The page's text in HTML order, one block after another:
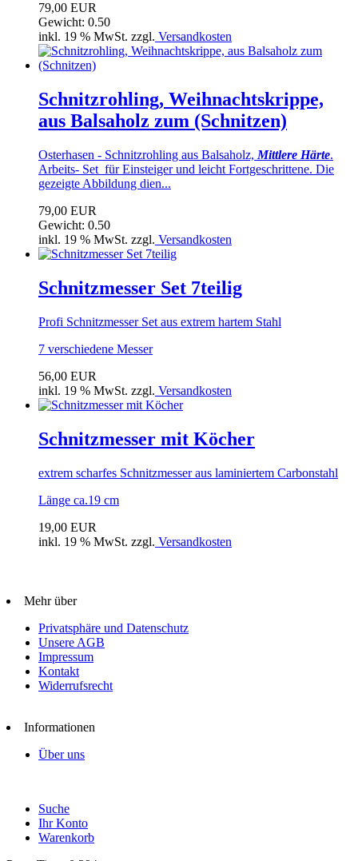
79,00 EUR
Gewicht: 0.50
inkl. 19 % MwSt. zzgl. Versandkosten
Schnitzrohling, Weihnachtskrippe,
aus Balsaholz zum (Schnitzen)
Osterhasen - Schnitzrohling aus Balsaholz, Mittlere Härte.
Arbeits- Set für Einsteiger und leicht Fortgeschrittene. Die
gezeigte Abbildung dien...
79,00 EUR
Gewicht: 0.50
inkl. 19 % MwSt. zzgl. Versandkosten
Schnitzmesser Set 7teilig
Profi Schnitzmesser Set aus extrem hartem Stahl
7 verschiedene Messer
56,00 EUR
inkl. 19 % MwSt. zzgl. Versandkosten
Schnitzmesser mit Köcher
extrem scharfes Schnitzmesser aus laminiertem Carbonstahl
Länge ca.19 cm
19,00 EUR
inkl. 19 % MwSt. zzgl. Versandkosten
Mehr über
Privatsphäre und Datenschutz
Unsere AGB
Impressum
Kontakt
Widerrufsrecht
Informationen
Über uns
Suche
Ihr Konto
Warenkorb